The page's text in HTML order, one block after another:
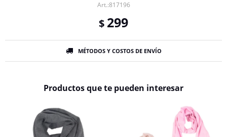
817196
$ 299
MÉTODOS Y COSTOS DE ENVÍO
Productos que te pueden interesar